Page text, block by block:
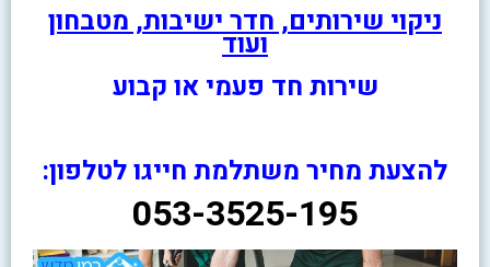
ניקוי שירותים, חדר ישיבות, מטבחון
ועוד
שירות חד פעמי או קבוע
להצעת מחיר משתלמת חייגו לטלפון:
053-3525-195